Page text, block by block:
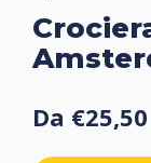
Da €25,50